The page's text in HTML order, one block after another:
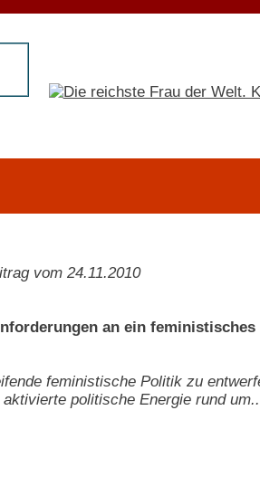
vom 24.11.2010
an ein
feministische Politik zu
politische Energie rund